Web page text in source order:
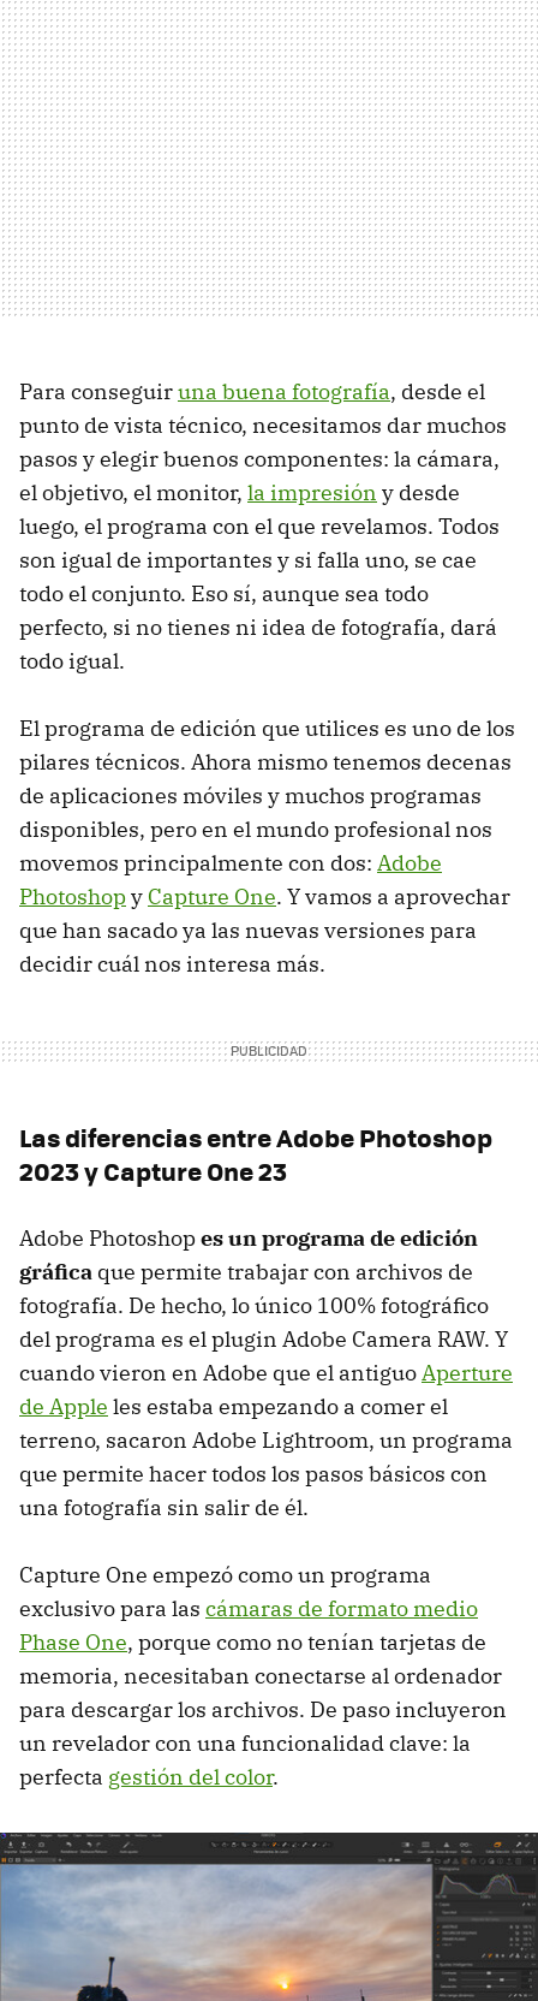
Para conseguiruna buena fotografía, desde el
punto de vista técnico, necesitamos dar muchos
pasos y elegir buenos componentes: la cámara,
el objetivo, el monitor, la impresión y desde
luego, el programa con el que revelamos. Todos
son igual de importantes y si falla uno, se cae
todo el conjunto. Eso sí, aunque sea todo
perfecto, si no tienes ni idea de fotografía, dará
todo igual.
El programa de edición que utilices es uno de los
pilares técnicos. Ahora mismo tenemos decenas
de aplicaciones móviles y muchos programas
disponibles, pero en el mundo profesional nos
movemos principalmente con dos: Adobe
Photoshopy Capture One. Y vamos a aprovechar
que han sacado ya las nuevas versiones para
decidir cuál nos interesa más.
Las diferencias entre Adobe Photoshop
2023 y Capture One 23
Adobe Photoshopes un programa de edición
gráfica que permite trabajar con archivos de
fotografía. De hecho, lo único 100% fotográfico
del programa es el plugin Adobe Camera RAW. Y
cuando vieron en Adobe que el antiguoAperture
de Apple les estaba empezando a comer el
terreno, sacaron Adobe Lightroom, un programa
que permite hacer todos los pasos básicos con
una fotografía sin salir de él.
Capture One empezó como un programa
exclusivo para las cámaras de formato medio
Phase One, porque como no tenían tarjetas de
memoria, necesitaban conectarse al ordenador
para descargar los archivos. De paso incluyeron
un revelador con una funcionalidad clave: la
perfecta gestión del color.